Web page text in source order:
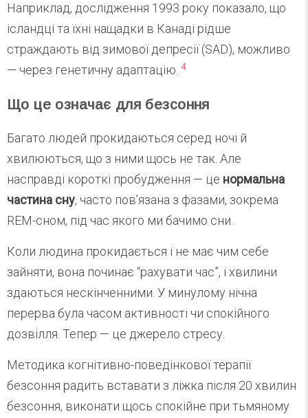
Наприклад, дослідження 1993 року показало, що
ісландці та їхні нащадки в Канаді рідше
страждають від зимової депресії (SAD), можливо
— через генетичну адаптацію. 4
Що це означає для безсоння
Багато людей прокидаються серед ночі й
хвилюються, що з ними щось не так. Але
насправді короткі пробудження — це нормальна
частина сну, часто пов’язана з фазами, зокрема
REM-сном, під час якого ми бачимо сни.
Коли людина прокидається і не має чим себе
зайняти, вона починає “рахувати час”, і хвилини
здаються нескінченними. У минулому нічна
перерва була часом активності чи спокійного
дозвілля. Тепер — це джерело стресу.
Методика когнітивно-поведінкової терапії
безсоння радить вставати з ліжка після 20 хвилин
безсоння, виконати щось спокійне при тьмяному